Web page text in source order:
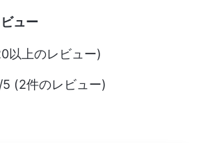
ュー
以上のレビュー)
(2件のレビュー)